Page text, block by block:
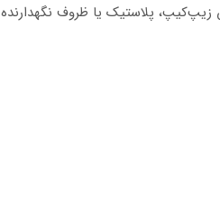
پلاستیک یا ظروف نگهدارنده